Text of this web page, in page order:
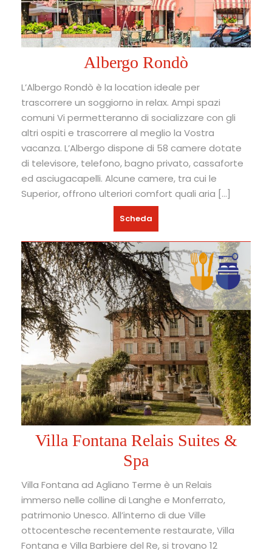
Albergo Rondò
L’Albergo Rondò è la location ideale per
trascorrere un soggiorno in relax. Ampi spazi
comuni Vi permetteranno di socializzare con gli
altri ospiti e trascorrere al meglio la Vostra
vacanza. L’Albergo dispone di 58 camere dotate
di televisore, telefono, bagno privato, cassaforte
ed asciugacapelli. Alcune camere, tra cui le
Superior, offrono ulteriori comfort quali aria […]
Scheda
Villa Fontana Relais Suites &
Spa
Villa Fontana ad Agliano Terme è un Relais
immerso nelle colline di Langhe e Monferrato,
patrimonio Unesco. All’interno di due Ville
ottocentesche recentemente restaurate, Villa
Fontana e Villa Barbiere del Re, si trovano 12